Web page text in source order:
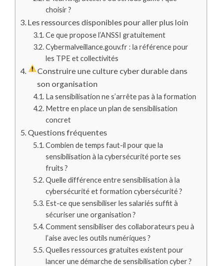
choisir ?
Les ressources disponibles pour aller plus loin
Ce que propose l’ANSSI gratuitement
Cybermalveillance.gouv.fr : la référence pour
les TPE et collectivités
Construire une culture cyber durable dans
son organisation
La sensibilisation ne s’arrête pas à la formation
Mettre en place un plan de sensibilisation
concret
Questions fréquentes
Combien de temps faut-il pour que la
sensibilisation à la cybersécurité porte ses
fruits ?
Quelle différence entre sensibilisation à la
cybersécurité et formation cybersécurité ?
Est-ce que sensibiliser les salariés suffit à
sécuriser une organisation ?
Comment sensibiliser des collaborateurs peu à
l’aise avec les outils numériques ?
Quelles ressources gratuites existent pour
lancer une démarche de sensibilisation cyber ?